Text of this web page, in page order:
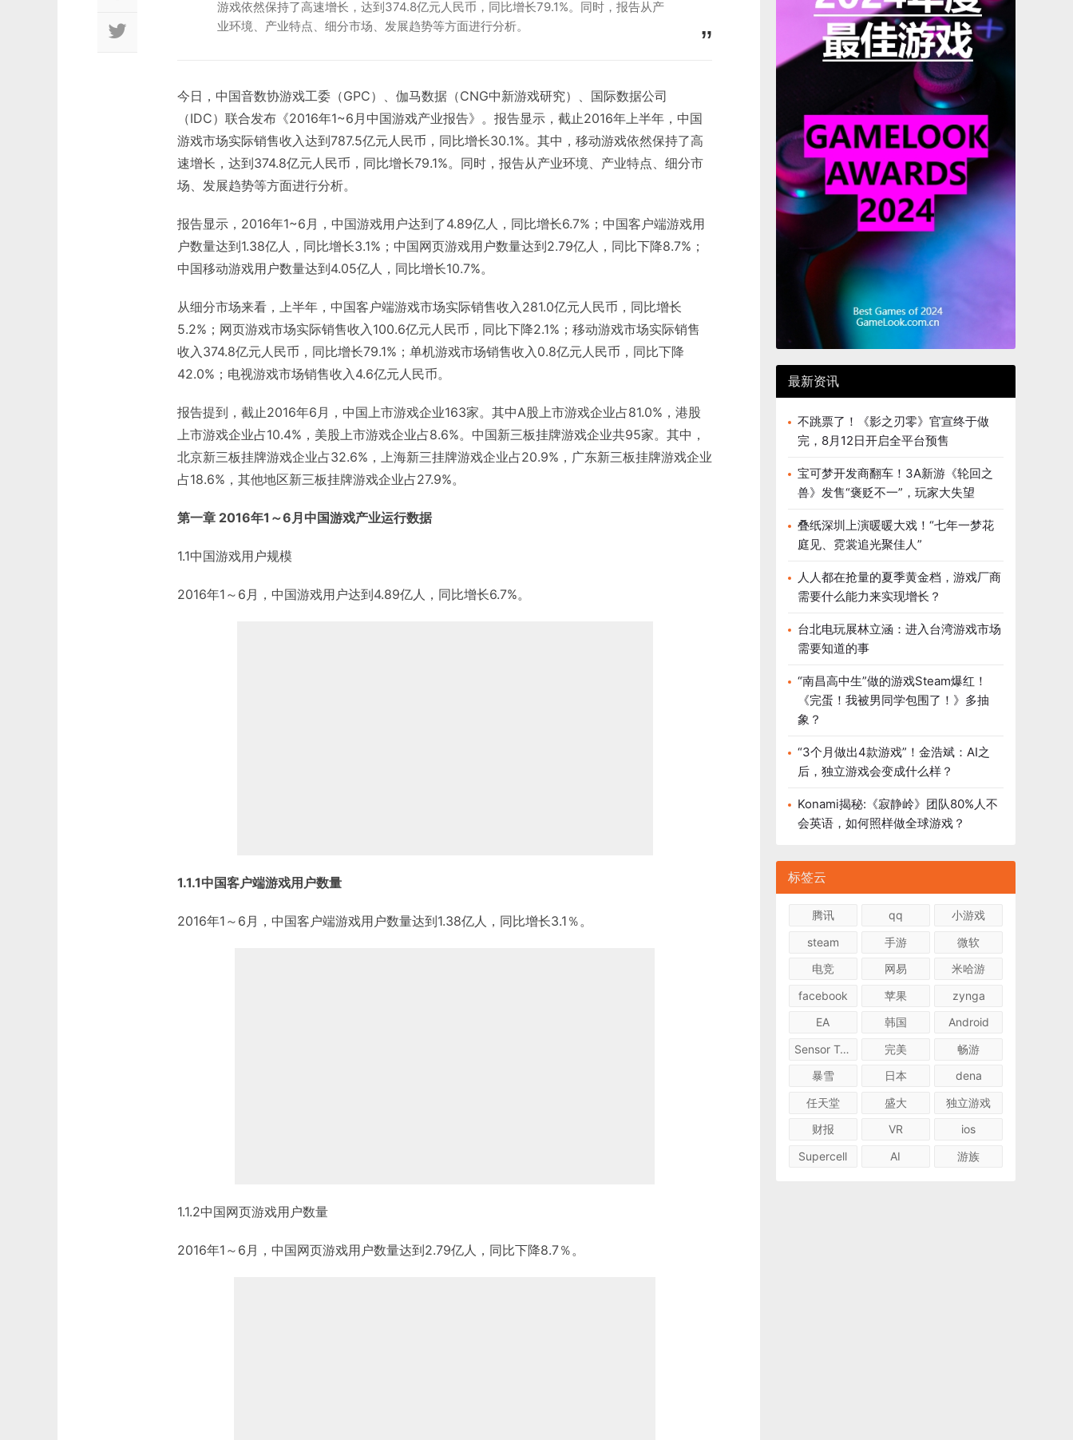
游戏依然保持了高速增长，达到374.8亿元人民币，同比增长79.1%。同时，报告从产
业环境、产业特点、细分市场、发展趋势等方面进行分析。
今日，中国音数协游戏工委（GPC）、伽马数据（CNG中新游戏研究）、国际数据公司
（IDC）联合发布《2016年1~6月中国游戏产业报告》。报告显示，截止2016年上半年，中国
游戏市场实际销售收入达到787.5亿元人民币，同比增长30.1%。其中，移动游戏依然保持了高
速增长，达到374.8亿元人民币，同比增长79.1%。同时，报告从产业环境、产业特点、细分市
场、发展趋势等方面进行分析。
报告显示，2016年1~6月，中国游戏用户达到了4.89亿人，同比增长6.7%；中国客户端游戏用
户数量达到1.38亿人，同比增长3.1%；中国网页游戏用户数量达到2.79亿人，同比下降8.7%；
中国移动游戏用户数量达到4.05亿人，同比增长10.7%。
从细分市场来看，上半年，中国客户端游戏市场实际销售收入281.0亿元人民币，同比增长
5.2%；网页游戏市场实际销售收入100.6亿元人民币，同比下降2.1%；移动游戏市场实际销售
收入374.8亿元人民币，同比增长79.1%；单机游戏市场销售收入0.8亿元人民币，同比下降
42.0%；电视游戏市场销售收入4.6亿元人民币。
报告提到，截止2016年6月，中国上市游戏企业163家。其中A股上市游戏企业占81.0%，港股
上市游戏企业占10.4%，美股上市游戏企业占8.6%。中国新三板挂牌游戏企业共95家。其中，
北京新三板挂牌游戏企业占32.6%，上海新三挂牌游戏企业占20.9%，广东新三板挂牌游戏企业
占18.6%，其他地区新三板挂牌游戏企业占27.9%。
第一章 2016年1～6月中国游戏产业运行数据
1.1中国游戏用户规模
2016年1～6月，中国游戏用户达到4.89亿人，同比增长6.7%。
1.1.1中国客户端游戏用户数量
2016年1～6月，中国客户端游戏用户数量达到1.38亿人，同比增长3.1％。
1.1.2中国网页游戏用户数量
2016年1～6月，中国网页游戏用户数量达到2.79亿人，同比下降8.7％。
最新资讯
不跳票了！《影之刃零》官宣终于做
完，8月12日开启全平台预售
宝可梦开发商翻车！3A新游《轮回之
兽》发售“褒贬不一”，玩家大失望
叠纸深圳上演暖暖大戏！“七年一梦花
庭见、霓裳追光聚佳人”
人人都在抢量的夏季黄金档，游戏厂商
需要什么能力来实现增长？
台北电玩展林立涵：进入台湾游戏市场
需要知道的事
“南昌高中生”做的游戏Steam爆红！
《完蛋！我被男同学包围了！》多抽
象？
“3个月做出4款游戏”！金浩斌：AI之
后，独立游戏会变成什么样？
Konami揭秘:《寂静岭》团队80%人不
会英语，如何照样做全球游戏？
标签云
腾讯 qq
小游戏
steam
手游
微软
电竞
网易
米哈游
facebook
苹果
zynga
EA
韩国
Android
Sensor Tower
完美
畅游
暴雪
日本
dena
任天堂
盛大
独立游戏
财报
VR
ios
Supercell
AI 游族